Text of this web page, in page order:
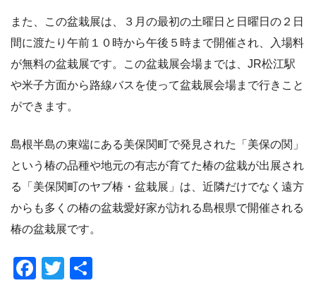
また、この盆栽展は、３月の最初の土曜日と日曜日の２日
間に渡たり午前１０時から午後５時まで開催され、入場料
が無料の盆栽展です。この盆栽展会場までは、JR松江駅
や米子方面から路線バスを使って盆栽展会場まで行きこと
ができます。
島根半島の東端にある美保関町で発見された「美保の関」
という椿の品種や地元の有志が育てた椿の盆栽が出展され
る「美保関町のヤブ椿・盆栽展」は、近隣だけでなく遠方
からも多くの椿の盆栽愛好家が訪れる島根県で開催される
椿の盆栽展です。
F
T